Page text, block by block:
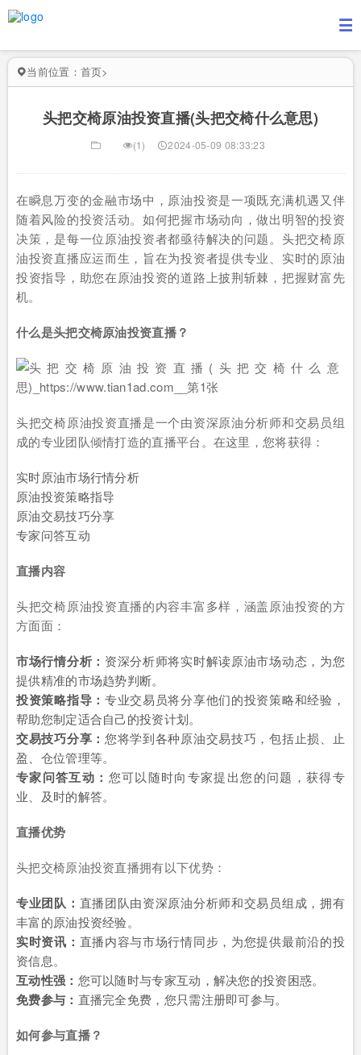
当前位置： 首页>
头把交椅原油投资直播(头把交椅什么意思)
(1) 2024-05-09 08:33:23
在瞬息万变的金融市场中，原油投资是一项既充满机遇又伴
随着风险的投资活动。如何把握市场动向，做出明智的投资
决策，是每一位原油投资者都亟待解决的问题。头把交椅原
油投资直播应运而生，旨在为投资者提供专业、实时的原油
投资指导，助您在原油投资的道路上披荆斩棘，把握财富先
机。
什么是头把交椅原油投资直播？
头把交椅原油投资直播是一个由资深原油分析师和交易员组
成的专业团队倾情打造的直播平台。在这里，您将获得：
实时原油市场行情分析
原油投资策略指导
原油交易技巧分享
专家问答互动
直播内容
头把交椅原油投资直播的内容丰富多样，涵盖原油投资的方
方面面：
市场行情分析： 资深分析师将实时解读原油市场动态，为您
提供精准的市场趋势判断。
投资策略指导： 专业交易员将分享他们的投资策略和经验，
帮助您制定适合自己的投资计划。
交易技巧分享： 您将学到各种原油交易技巧，包括止损、止
盈、仓位管理等。
专家问答互动： 您可以随时向专家提出您的问题，获得专
业、及时的解答。
直播优势
头把交椅原油投资直播拥有以下优势：
专业团队： 直播团队由资深原油分析师和交易员组成，拥有
丰富的原油投资经验。
实时资讯： 直播内容与市场行情同步，为您提供最前沿的投
资信息。
互动性强： 您可以随时与专家互动，解决您的投资困惑。
免费参与： 直播完全免费，您只需注册即可参与。
如何参与直播？